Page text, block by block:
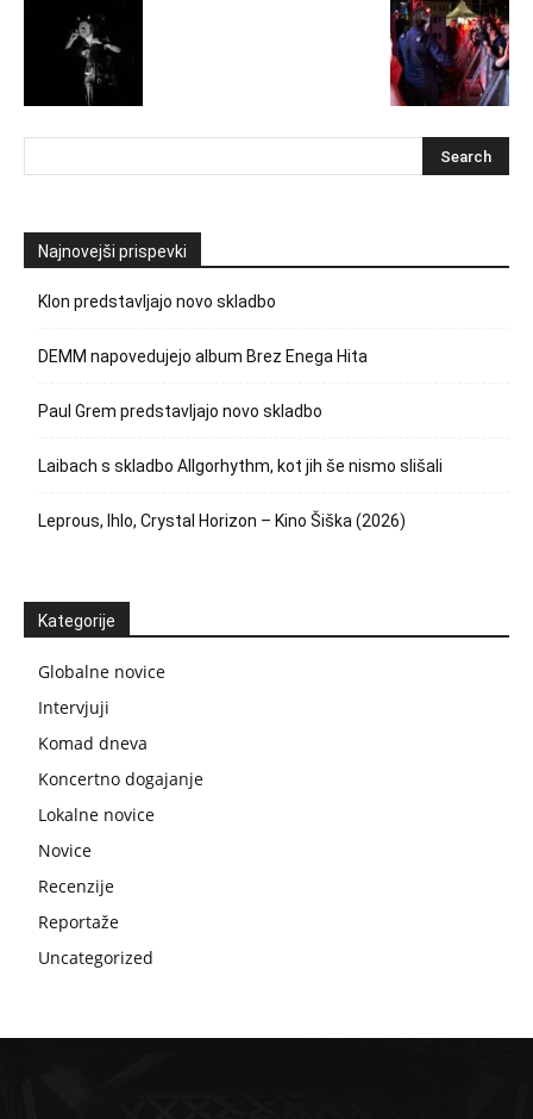
Najnovejši prispevki
Klon predstavljajo novo skladbo
DEMM napovedujejo album Brez Enega Hita
Paul Grem predstavljajo novo skladbo
Laibach s skladbo Allgorhythm, kot jih še nismo slišali
Leprous, Ihlo, Crystal Horizon – Kino Šiška (2026)
Kategorije
Globalne novice
Intervjuji
Komad dneva
Koncertno dogajanje
Lokalne novice
Novice
Recenzije
Reportaže
Uncategorized